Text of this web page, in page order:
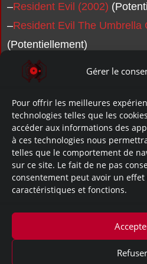
Gérer le
Pour offrir les meilleures
technologies telles que les
accéder aux informations des
à ces technologies nous
telles que le comportement de
sur ce site. Le fait de ne pas
consentement peut avoir un
caractéristiques et fonctions.
Refuser
–Resident Evil (2002)
–Resident Evil The Umbrella
(Potentiellement)
No Data.